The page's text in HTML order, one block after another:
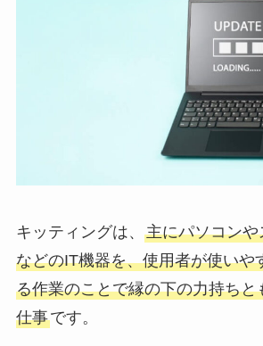
キッティングは、 主にパソコン
などのIT機器を、使用者が使いや
る作業のことで縁の下の力持ちと
仕事です。